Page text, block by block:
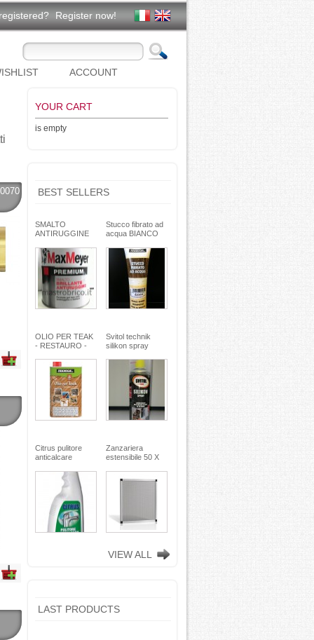
Register now!
ACCOUNT
YOUR CART
is empty
BEST SELLERS
SMALTO
ANTIRUGGINE
gel - non cola -
Max Meyer
Stucco fibrato ad
acqua BIANCO
riempitivo non si
spacca -
TEKNICA
OLIO PER TEAK
- RESTAURO -
di oli pregiati -
MaxMeyer -
TEKNICA
Svitol technik
silikon spray
Citrus pulitore
anticalcare
con nebulizzatore
- faren industrie
chimiche spa
Zanzariera
estensibile 50 X
VIEW ALL
LAST PRODUCTS